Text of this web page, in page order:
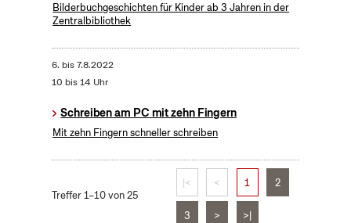
Bilderbuchgeschichten für Kinder ab 3 Jahren in der
Zentralbibliothek
6. bis7.8.2022
10 bis 14 Uhr
Schreiben am PC mit zehn Fingern
Mit zehn Fingern schneller schreiben
Treffer 1–10 von 25
|< < 1 2
3 > >|